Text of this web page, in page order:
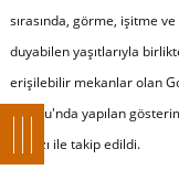
sırasında, görme, işitme
duyabilen yaşıtlarıyla
erişilebilir mekanlar olan
Salonu'nda yapılan
altyazı ile takip edildi.